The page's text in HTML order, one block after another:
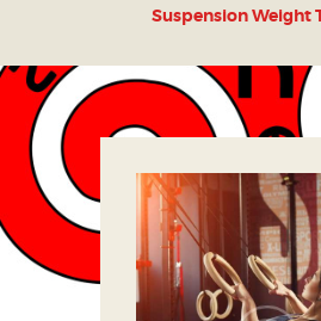
Suspension Weight
ORARI